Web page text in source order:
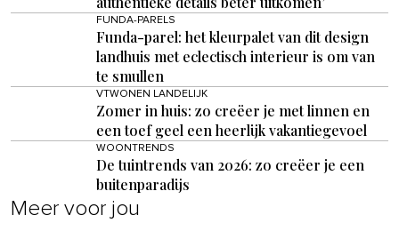
FUNDA-PARELS
Funda-parel: het kleurpalet van dit design
landhuis met eclectisch interieur is om van
te smullen
VTWONEN LANDELIJK
Zomer in huis: zo creëer je met linnen en
een toef geel een heerlijk vakantiegevoel
WOONTRENDS
De tuintrends van 2026: zo creëer je een
buitenparadijs
Meer voor jou